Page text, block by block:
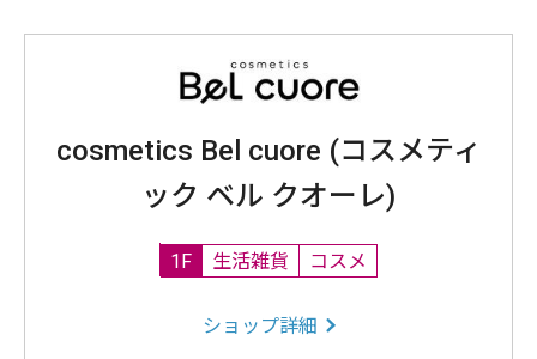
cosmetics Bel cuore (コスメティ
ック ベル クオーレ)
1F 生活雑貨 コスメ
ショップ詳細